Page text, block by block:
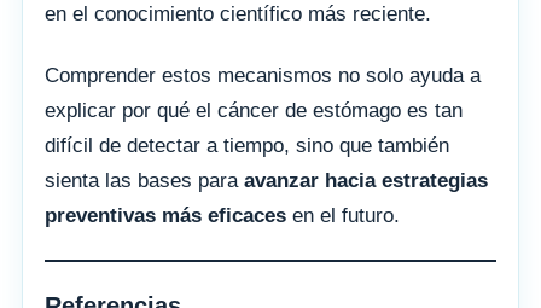
en el conocimiento científico más reciente.
Comprender estos mecanismos no solo ayuda a
explicar por qué el cáncer de estómago es tan
difícil de detectar a tiempo, sino que también
sienta las bases para avanzar hacia estrategias
preventivas más eficaces en el futuro.